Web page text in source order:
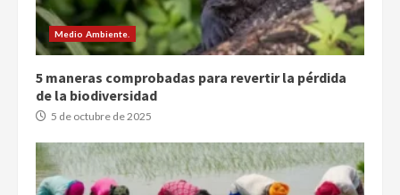
Medio Ambiente.
5 maneras comprobadas para revertir la pérdida
de la biodiversidad
5 de octubre de 2025